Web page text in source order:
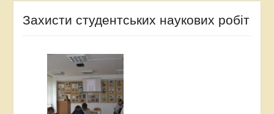
Захисти студентських наукових робіт